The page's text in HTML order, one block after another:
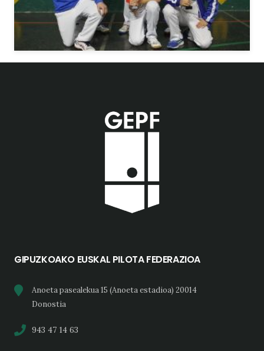
GIPUZKOAKO EUSKAL PILOTA FEDERAZIOA
Anoeta pasealekua 15 (Anoeta estadioa) 20014
Donostia
943 47 14 63